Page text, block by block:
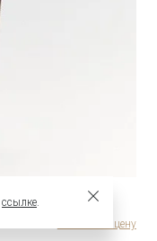
Узнать опт цену
ссылке